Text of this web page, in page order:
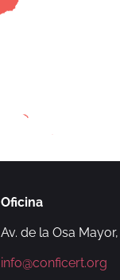
Oficina
Av. de la Osa
info@conficert.org